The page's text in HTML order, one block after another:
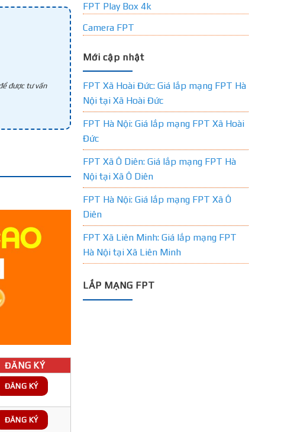
được tư vấn
ĐĂNG KÝ
ĐĂNG KÝ
ĐĂNG KÝ
FPT Play Box 4k
Camera FPT
Mới cập nhật
FPT Xã Hoài Đức: Giá lắp mạng FPT Hà
Nội tại Xã Hoài Đức
FPT Hà Nội: Giá lắp mạng FPT Xã Hoài
Đức
FPT Xã Ô Diên: Giá lắp mạng FPT Hà
Nội tại Xã Ô Diên
FPT Hà Nội: Giá lắp mạng FPT Xã Ô
Diên
FPT Xã Liên Minh: Giá lắp mạng FPT
Hà Nội tại Xã Liên Minh
LẮP MẠNG FPT